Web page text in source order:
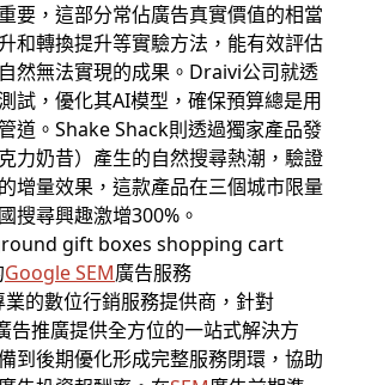
要，這部分常佔廣告真實價值的相當
和轉換提升等實驗方法，能有效評估
然無法實現的成果。Draivi公司就透
試，優化其AI模型，確保預算總是用
道。Shake Shack則透過獨家產品發
力奶昔）產生的自然搜尋熱潮，驗證
增量效果，這款產品在三個城市限量
搜尋興趣激增300%。
Google SEM廣告服務
業的數位行銷服務提供商，針對
告推廣提供全方位的一站式解決方
到後期優化形成完整服務閉環，協助